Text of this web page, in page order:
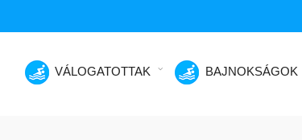
VÁLOGATOTTAK BAJNOKSÁGOK